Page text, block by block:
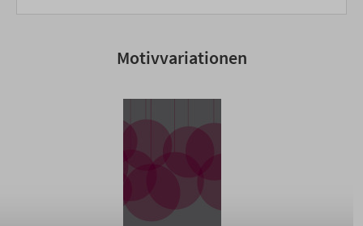
Motivvariationen